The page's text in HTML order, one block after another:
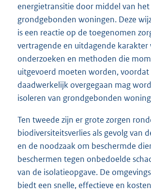
energietransitie door middel van
grondgebonden woningen. Deze
is een reactie op de toegenomen
vertragende en uitdagende karakter
onderzoeken en methoden die
uitgevoerd moeten worden, voordat
daadwerkelijk overgegaan mag
isoleren van grondgebonden
Ten tweede zijn er grote zorgen
biodiversiteitsverlies als gevolg van
en de noodzaak om beschermde
beschermen tegen onbedoelde
van de isolatieopgave. De
biedt een snelle, effectieve en